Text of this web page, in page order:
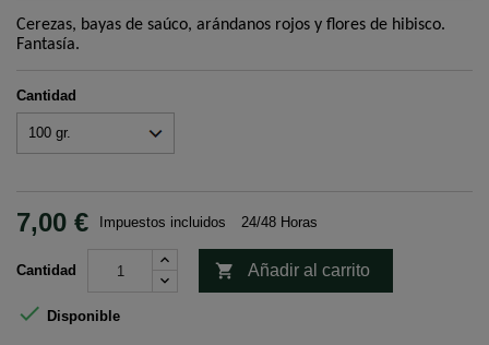
Cerezas, bayas de saúco, arándanos rojos y flores de hibisco.
Fantasía.
Cantidad
7,00 € Impuestos incluidos 24/48 Horas
Cantidad  Añadir al carrito
 Disponible